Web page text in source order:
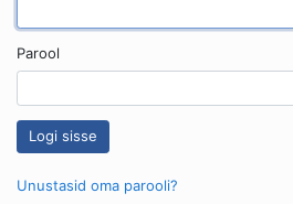
Parool
Unustasid oma parooli?